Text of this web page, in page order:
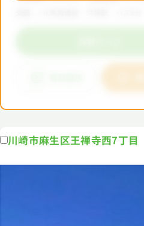
川崎市麻生区王禅寺西7